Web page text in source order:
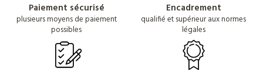
Paiement sécurisé
plusieurs moyens de paiement
possibles
Encadrement
qualifié et supérieur aux normes
légales